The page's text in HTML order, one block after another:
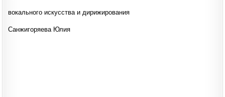
вокального искусства и дирижирования
Санжигоряева Юлия